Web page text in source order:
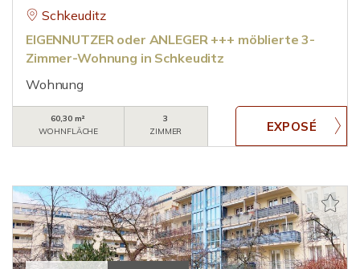
Schkeuditz
EIGENNUTZER oder ANLEGER +++ möblierte 3-
Zimmer-Wohnung in Schkeuditz
Wohnung
60,30 m²
WOHNFLÄCHE
3
ZIMMER